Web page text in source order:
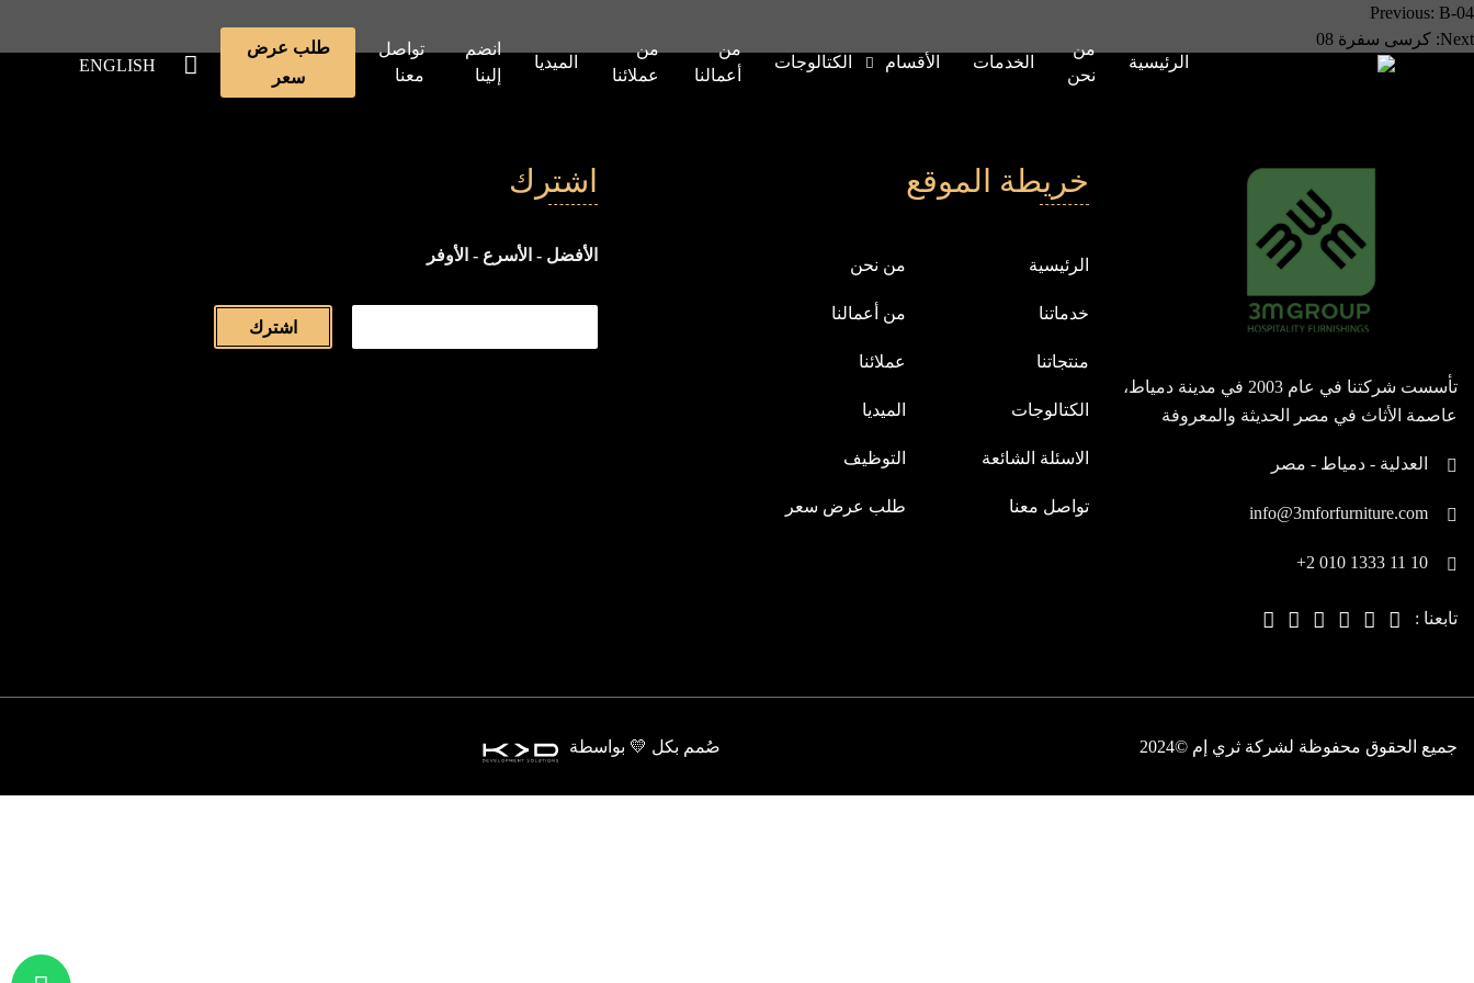
الرئيسية
من
نحن
الخدمات الأقسام الكتالوجات
من
أعمالنا
من
عملائنا
الميديا
انضم
إلينا
تواصل
معنا
طلب عرض
سعر
ENGLISH
تصفّح
المقالات
Previous: B-04
Next: كرسى سفرة 08
تأسست شركتنا في عام 2003 في مدينة دمياط،
عاصمة الأثاث في مصر الحديثة والمعروفة
لنكون في مقدمة الشركات العالمية
العدلية - دمياط - مصر
info@3mforfurniture.com
+2 010 1333 11 10
تابعنا :
خريطة الموقع
الرئيسية من نحن
خدماتنا من أعمالنا
منتجاتنا عملائنا
الكتالوجات الميديا
الاسئلة الشائعة التوظيف
تواصل معنا طلب عرض سعر
اشترك
الأفضل - الأسرع - الأوفر
اشترك
جميع الحقوق محفوظة لشركة ثري إم ©2024 صُمم بكل 💛 بواسطة